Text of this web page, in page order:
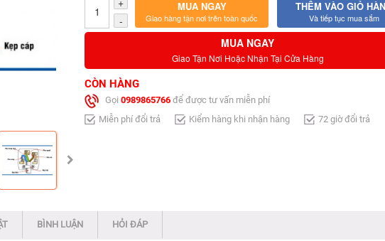
-
MUA NGAY
Giao hàng tận nơi trên toàn quốc
THÊM VÀO GIỎ
Và tiếp tục mua sắm
MUA NGAY
Giao Tận Nơi Hoặc Nhận Tại Cửa Hàng
CÒN HÀNG
Gọi0989865766 để được tư vấn miễn phí
Miễn phí đổi trả
Kiểm hàng khi nhận hàng 72 giờ đổi trả
BÌNH LUẬN HỎI ĐÁP